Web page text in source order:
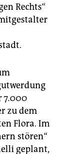
Rechts“
7.000
zu dem
Flora. Im
stören“
geplant,